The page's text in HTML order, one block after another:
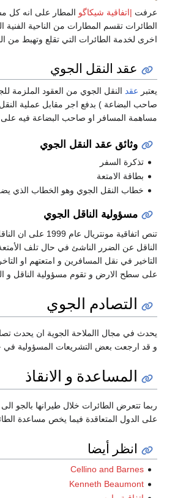
عرفت |اتفاقية شيكاگو المطار على انه كل
الطائرات تقسم المطارات من الناحية
اخرى لخدمة الطائرات التي تقلع وتهبط من
عقد النقل الجوي
يعتبر عقد النقل الجوي من العقود الملزمة
صاحب البضاعة ) بدفع اجر مقابل عملية
مساهمة المسافر او صاحب البضاعة فيه
وثائق عقد النقل الجوي
تذكرة السفر
بطاقة الامتعة
خطاب النقل الجوي وهو الخطاب الذي
مسؤولية الناقل الجوي
تنص اتفاقية مونتريال عام 1999 على ان الناقل يكون مسؤولا عن
على سطح الارض و تقوم مسؤولية الناقل و
التصادم الجوي
و قد ارجعت بعض التشريعات المسؤولية في
المساعدة و الانقاذ
ربما تتعرض الطائرات خلال طيرانها بالجو
على الدول المتعاقدة فيما يخص مساعدة
انظر أيضا
Cellino and Barnes
Kenneth Beaumont